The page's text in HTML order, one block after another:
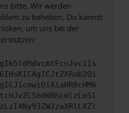
bitte. Wir werden
zu beheben. Du kannst
um uns bei der